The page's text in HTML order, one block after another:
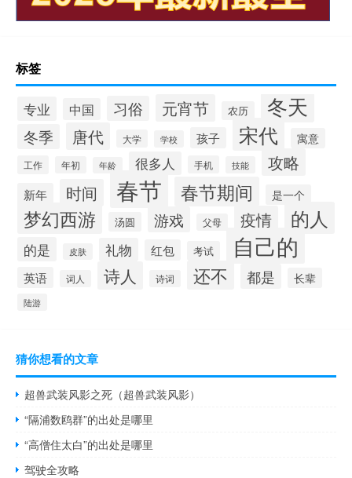
标签
专业 中国 习俗 元宵节 农历 冬天
冬季 唐代 大学 学校 孩子 宋代 寓意
工作 年初 年龄 很多人 手机 技能 攻略
新年 时间 春节 春节期间 是一个
梦幻西游 汤圆 游戏 父母 疫情 的人
的是 皮肤 礼物 红包 考试 自己的
英语 词人 诗人 诗词 还不 都是 长辈
陆游
猜你想看的文章
超兽武装风影之死（超兽武装风影）
“隔浦数鸥群”的出处是哪里
“高僧住太白”的出处是哪里
驾驶全攻略